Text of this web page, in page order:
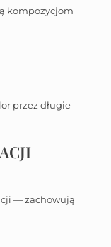
kompozycjom
przez długie
— zachowują